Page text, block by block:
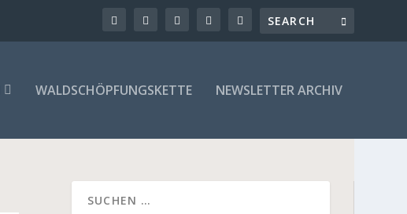
WALDSCHÖPFUNGSKETTE NEWSLETTER ARCHIV